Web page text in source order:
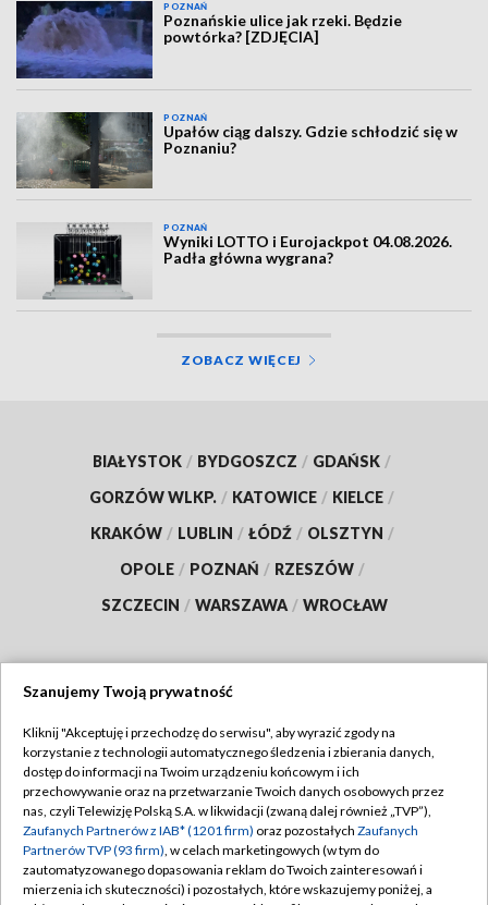
POZNAŃ
Poznańskie ulice jak rzeki. Będzie
powtórka? [ZDJĘCIA]
POZNAŃ
Upałów ciąg dalszy. Gdzie schłodzić się w
Poznaniu?
POZNAŃ
Wyniki LOTTO i Eurojackpot 04.08.2026.
Padła główna wygrana?
ZOBACZ WIĘCEJ
BIAŁYSTOK / BYDGOSZCZ / GDAŃSK /
GORZÓW WLKP. / KATOWICE / KIELCE /
KRAKÓW / LUBLIN / ŁÓDŹ / OLSZTYN /
OPOLE / POZNAŃ / RZESZÓW /
SZCZECIN / WARSZAWA / WROCŁAW
TVP
Abonament TVP
Emisja w TVP
Centrum informacji TVP
Naziemna Telewizja Cyfrowa
Regulamin TVP
Polityka prywatności
Moje zgody
Szanujemy Twoją prywatność
Kliknij "Akceptuję i przechodzę do serwisu", aby wyrazić zgody na
korzystanie z technologii automatycznego śledzenia i zbierania danych,
dostęp do informacji na Twoim urządzeniu końcowym i ich
przechowywanie oraz na przetwarzanie Twoich danych osobowych przez
nas, czyli Telewizję Polską S.A. w likwidacji (zwaną dalej również „TVP”),
Zaufanych Partnerów z IAB* (1201 firm) oraz pozostałych Zaufanych
Partnerów TVP (93 firm), w celach marketingowych (w tym do
zautomatyzowanego dopasowania reklam do Twoich zainteresowań i
mierzenia ich skuteczności) i pozostałych, które wskazujemy poniżej, a